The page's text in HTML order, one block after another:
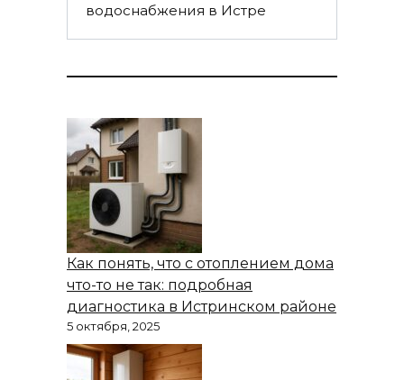
водоснабжения в Истре
Как понять, что с отоплением дома
что-то не так: подробная
диагностика в Истринском районе
5 октября, 2025